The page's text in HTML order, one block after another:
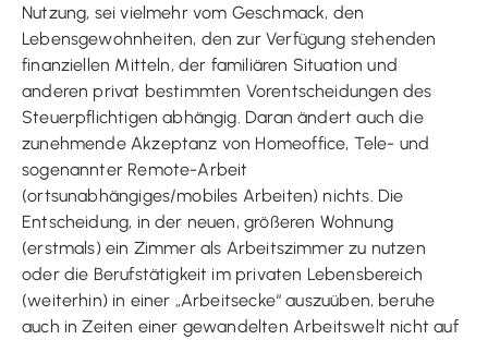
Nutzung, sei vielmehr vom Geschmack, den
Lebensgewohnheiten, den zur Verfügung stehenden
finanziellen Mitteln, der familiären Situation und
anderen privat bestimmten Vorentscheidungen des
Steuerpflichtigen abhängig. Daran ändert auch die
zunehmende Akzeptanz von Homeoffice, Tele- und
sogenannter Remote-Arbeit
(ortsunabhängiges/mobiles Arbeiten) nichts. Die
Entscheidung, in der neuen, größeren Wohnung
(erstmals) ein Zimmer als Arbeitszimmer zu nutzen
oder die Berufstätigkeit im privaten Lebensbereich
(weiterhin) in einer „Arbeitsecke“ auszuüben, beruhe
auch in Zeiten einer gewandelten Arbeitswelt nicht auf